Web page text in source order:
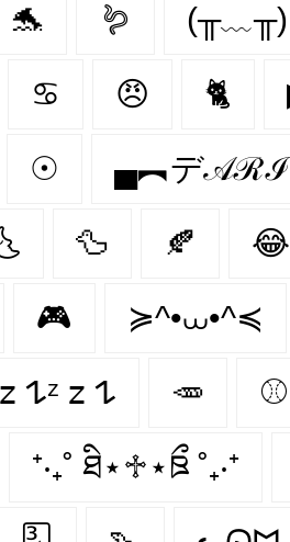
🐬 🪱 (╥﹏╥)
♋ 😠 🐈
☉ ▄︻デ
🦆 🍂 😂
🎮 ≽^•⩊•^≼
ᶻ 𝗓 𐰁ᶻ 𝗓 𐰁 🥕 ⚾️
⁺‧₊˚ ཐི⋆♱⋆ཋྀ ˚₊‧⁺